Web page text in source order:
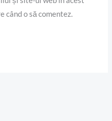
când o să comentez.